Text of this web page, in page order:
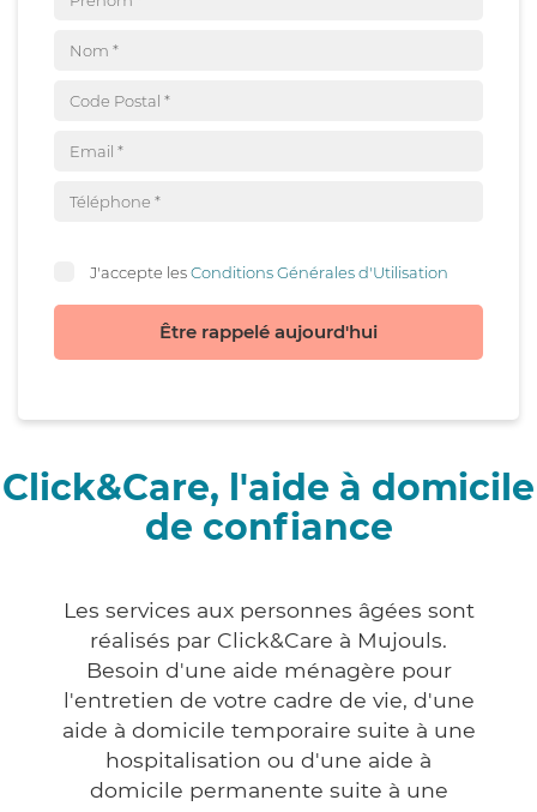
J'accepte lesConditions Générales d'Utilisation
Être rappelé aujourd'hui
Click&Care, l'aide à domicile
de confiance
Les services aux personnes âgées sont
réalisés par Click&Care à Mujouls.
Besoin d'une aide ménagère pour
l'entretien de votre cadre de vie, d'une
aide à domicile temporaire suite à une
hospitalisation ou d'une aide à
domicile permanente suite à une